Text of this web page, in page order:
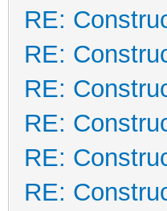
RE:
RE:
RE:
RE:
RE:
RE: